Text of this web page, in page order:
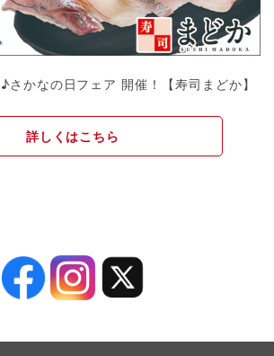
かなの日フェア 開催！【寿司まどか】
詳しくはこちら